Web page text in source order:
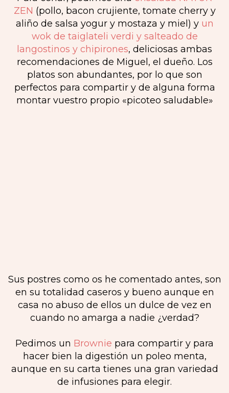
ZEN (pollo, bacon crujiente, tomate cherry y
aliño de salsa yogur y mostaza y miel) y un
wok de taiglateli verdi y salteado de
langostinos y chipirones, deliciosas ambas
recomendaciones de Miguel, el dueño. Los
platos son abundantes, por lo que son
perfectos para compartir y de alguna forma
montar vuestro propio «picoteo saludable»
Sus postres como os he comentado antes, son
en su totalidad caseros y bueno aunque en
casa no abuso de ellos un dulce de vez en
cuando no amarga a nadie ¿verdad?
Pedimos un Brownie para compartir y para
hacer bien la digestión un poleo menta,
aunque en su carta tienes una gran variedad
de infusiones para elegir.